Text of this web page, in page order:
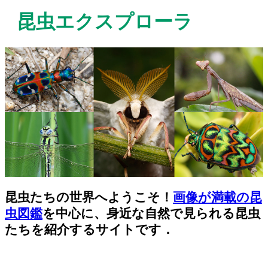
昆虫エクスプローラ
昆虫たちの世界へようこそ！ 画像が満載の昆
虫図鑑を中心に、身近な自然で見られる昆虫
たちを紹介するサイトです．